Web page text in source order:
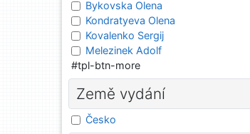
Bykovska Olena
Kondratyeva Olena
Kovalenko Sergij
Melezinek Adolf
#tpl-btn-more
Země vydání
Česko